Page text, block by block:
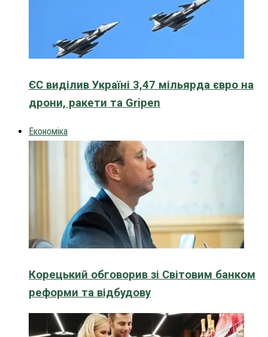
ЄС виділив Україні 3,47 мільярда євро на
дрони, ракети та Gripen
Економіка
Корецький обговорив зі Світовим банком
реформи та відбудову